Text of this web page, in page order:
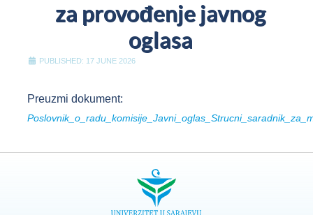
za provođenje javnog
oglasa
PUBLISHED: 17 JUNE 2026
Preuzmi dokument: